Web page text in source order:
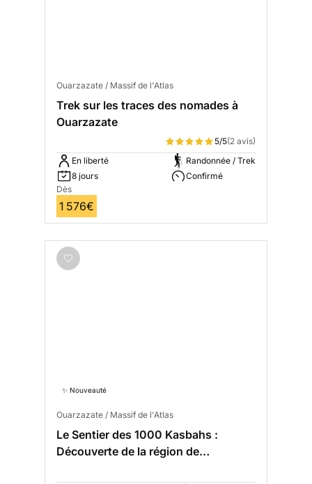
Ouarzazate / Massif de l'Atlas
Trek sur les traces des nomades à
Ouarzazate
5/5(2 avis)
En liberté
8 jours
Randonnée / Trek
Confirmé
Dès
1 576€
✨ Nouveauté
Ouarzazate / Massif de l'Atlas
Le Sentier des 1000 Kasbahs :
Découverte de la région de